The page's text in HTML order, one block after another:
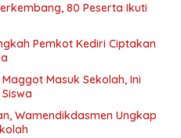
80 Peserta Ikuti
Pemkot Kediri Ciptakan
Masuk Sekolah, Ini
Wamendikdasmen Ungkap